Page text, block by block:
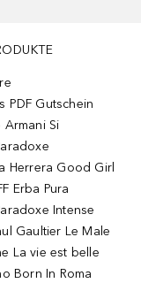
PDF Gutschein
Si
Herrera Good Girl
Erba Pura
Intense
Gaultier Le Male
La vie est belle
Born In Roma